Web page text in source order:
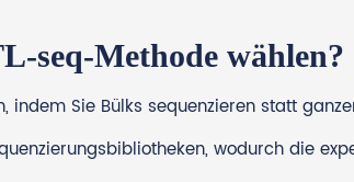
seq-Methode wählen?
Sie Bülks sequenzieren statt
wodurch die